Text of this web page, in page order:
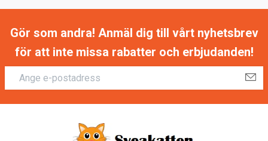
Gör som andra! Anmäl dig till vårt nyhetsbrev
för att inte missa rabatter och erbjudanden!